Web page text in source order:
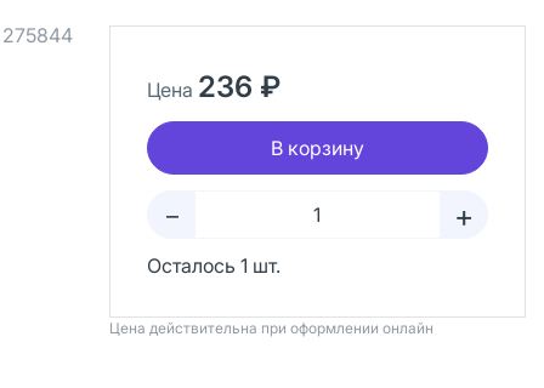
275844
Цена 236 ₽
В корзину
– +
Осталось 1 шт.
Цена действительна при оформлении онлайн